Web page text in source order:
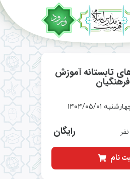
تابستانه آموزش
۱۴۰۴/۰۵/۰۱
نفر رایگان
نام